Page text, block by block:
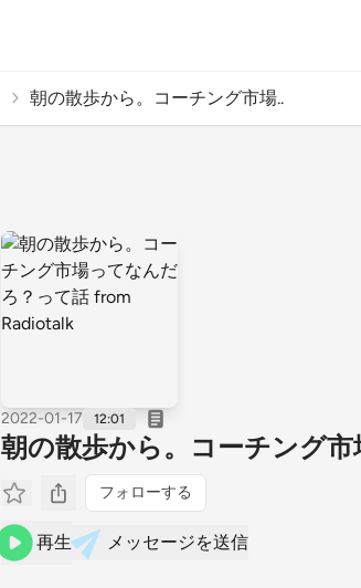
朝の散歩から。コーチング市場..
2022-01-17 12:01
朝の散歩から。コーチング
フォローする
再生 メッセージを送信